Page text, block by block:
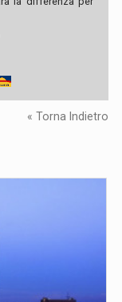
« Torna Indietro